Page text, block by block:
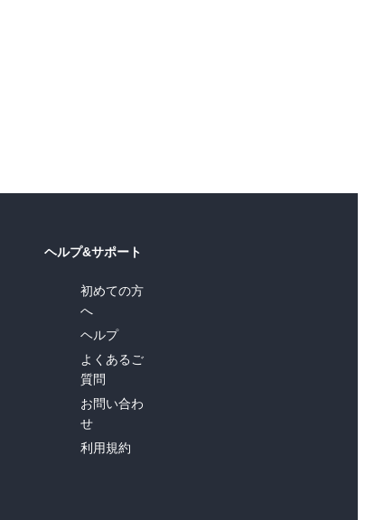
ヘルプ&サポート
初めての方
へ
ヘルプ
よくあるご
質問
お問い合わ
せ
利用規約